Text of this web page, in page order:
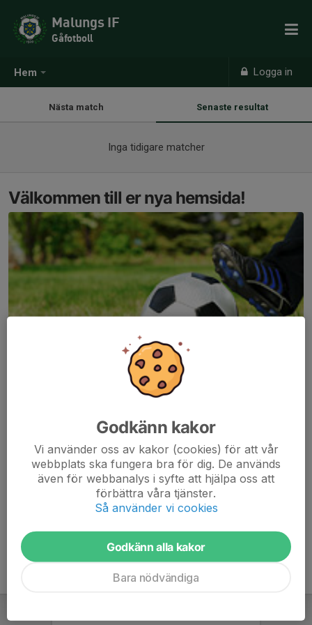
Hem Logga in
Malungs IF
Gåfotboll
Nästa match Senaste resultat
Inga tidigare matcher
Välkommen till er nya hemsida!
Här hamnar automatiskt de senaste nyheterna på hemsidan. För
att kunna börja administrera hemsidan loggar du in högst upp till
höger.
Godkänn kakor
Vi använder oss av kakor (cookies) för att vår
webbplats ska fungera bra för dig. De används
även för webbanalys i syfte att hjälpa oss att
förbättra våra tjänster.
Så använder vi cookies
Godkänn alla kakor
Bara nödvändiga